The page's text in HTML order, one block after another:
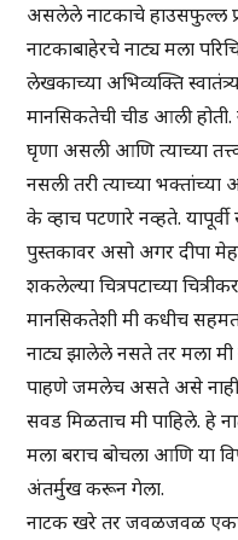
असलेले नाटकाचे हाउसफुल्ल
नाटकाबाहेरचे नाट्य मला
लेखकाच्या अभिव्यक्ति
मानसिकतेची चीड आली होती.
घृणा असली आणि त्याच्या
नसली तरी त्याच्या भक्तांच्या
के व्हाच पटणारे नव्हते.
पुस्तकावर असो अगर दीपा
शकलेल्या चित्रपटाच्या
मानसिकतेशी मी कधीच
नाट्य झालेले नसते तर मला
पाहणे जमलेच असते असे नाही.
सवड मिळताच मी पाहिले. हे
मला बराच बोचला आणि या
अंतर्मुख करून गेला.
नाटक खरे तर जवळजवळ